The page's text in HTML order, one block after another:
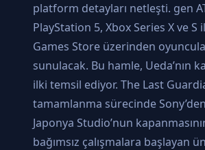
platform detayları netleşti. gen
PlayStation 5, Xbox Series X ve S
Games Store üzerinden
sunulacak. Bu hamle, Ueda’nın
ilki temsil ediyor. The Last
tamamlanma sürecinde
Japonya Studio’nun
bağımsız çalışmalara başlayan